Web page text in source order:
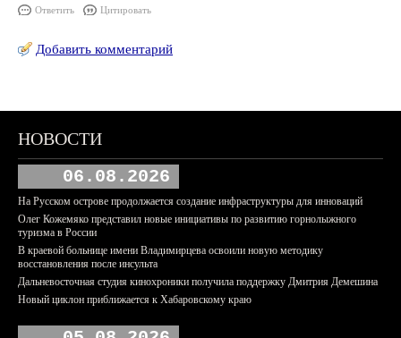
Ответить Цитировать
Добавить комментарий
НОВОСТИ
06.08.2026
На Русском острове продолжается создание инфраструктуры для инноваций
Олег Кожемяко представил новые инициативы по развитию горнолыжного
туризма в России
В краевой больнице имени Владимирцева освоили новую методику
восстановления после инсульта
Дальневосточная студия кинохроники получила поддержку Дмитрия Демешина
Новый циклон приближается к Хабаровскому краю